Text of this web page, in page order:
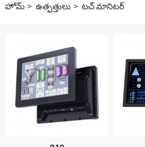
హోమ్ ఉత్పత్తులు టచ్ మానిటర్